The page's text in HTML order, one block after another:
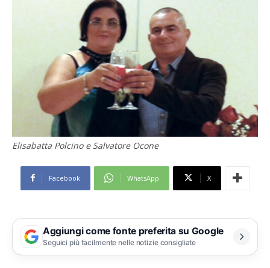
Elisabatta Polcino e Salvatore Ocone
Facebook WhatsApp X
Aggiungi come fonte preferita su Google
Seguici più facilmente nelle notizie consigliate